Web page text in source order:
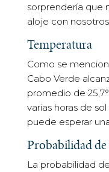
sorprendería que
aloje con
Temperatura
Como se
Cabo Verde
promedio de
varias horas de
puede esperar
Probabilidad
La probabilidad